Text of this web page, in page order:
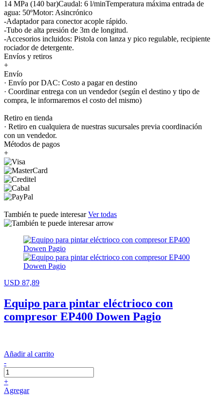
14 MPa (140 bar)Caudal: 6 l/minTemperatura máxima entrada de
agua: 50ºMotor: Asincrónico
-Adaptador para conector acople rápido.
-Tubo de alta presión de 3m de longitud.
-Accesorios incluidos: Pistola con lanza y pico regulable, recipiente
rociador de detergente.
Envíos y retiros
+
Envío
· Envío por DAC: Costo a pagar en destino
· Coordinar entrega con un vendedor (según el destino y tipo de
compra, le informaremos el costo del mismo)
Retiro en tienda
· Retiro en cualquiera de nuestras sucursales previa coordinación
con un vendedor.
Métodos de pagos
+
También te puede interesarVer todas
USD 87,89
Equipo para pintar eléctrioco con
compresor EP400 Dowen Pagio
Añadir al carrito
-
+
Agregar